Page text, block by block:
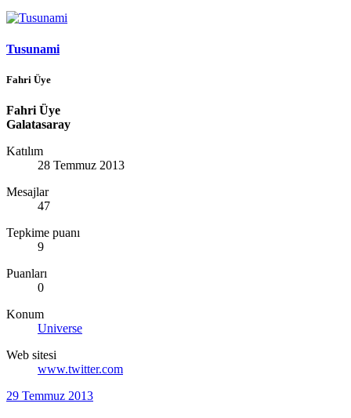
Tusunami
Fahri Üye
Fahri Üye
Galatasaray
Katılım
28 Temmuz 2013
Mesajlar
47
Tepkime puanı
9
Puanları
0
Konum
Universe
Web sitesi
www.twitter.com
29 Temmuz 2013